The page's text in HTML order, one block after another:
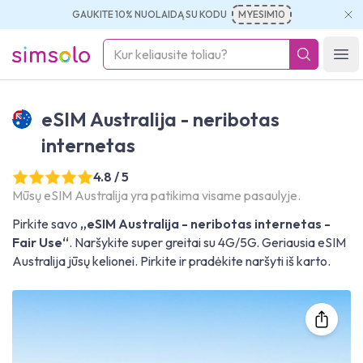
GAUKITE 10% NUOLAIDĄ SU KODU MYESIM10
simsolo
eSIM Australija - neribotas
internetas
4.8 / 5
Mūsų eSIM Australija yra patikima visame pasaulyje.
Pirkite savo „eSIM Australija - neribotas internetas -
Fair Use“. Naršykite super greitai su 4G/5G. Geriausia eSIM
Australija jūsų kelionei. Pirkite ir pradėkite naršyti iš karto.